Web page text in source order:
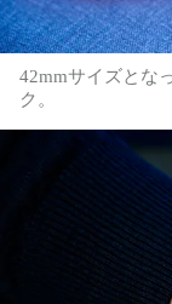
42mmサイズとな
ク。